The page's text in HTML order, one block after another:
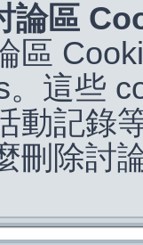
論區
區
這些
動記錄
刪除討